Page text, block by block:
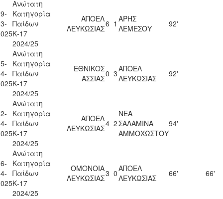
Ανώτατη
Κατηγορία
Παίδων
Κ-17
2024/25
ΑΠΟΕΛ
ΛΕΥΚΩΣΙΑΣ6 1 ΑΡΗΣ
ΛΕΜΕΣΟΥ
92'
Ανώτατη
Κατηγορία
Παίδων
Κ-17
2024/25
ΕΘΝΙΚΟΣ
ΑΣΣΙΑΣ0 3ΑΠΟΕΛ
ΛΕΥΚΩΣΙΑΣ
92'
Ανώτατη
Κατηγορία
Παίδων
Κ-17
2024/25
ΑΠΟΕΛ
ΛΕΥΚΩΣΙΑΣ4 2
ΝΕΑ
ΣΑΛΑΜΙΝΑ
ΑΜΜΟΧΩΣΤΟΥ
94'
Ανώτατη
Κατηγορία
Παίδων
Κ-17
2024/25
ΟΜΟΝΟΙΑ
ΛΕΥΚΩΣΙΑΣ3 0ΑΠΟΕΛ
ΛΕΥΚΩΣΙΑΣ
66' 66'